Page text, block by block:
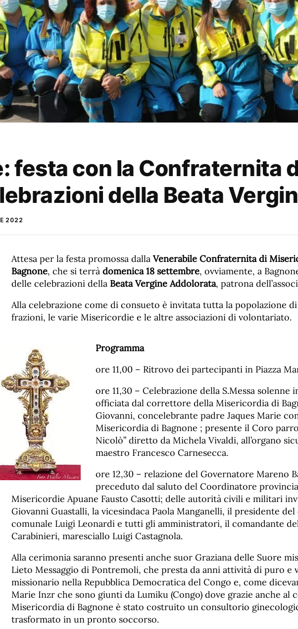
festa con la Confraternita
della Beata
2022
Attesa per la festa promossa dalla Venerabile Confraternita di
Bagnone, che si terrà domenica 18 settembre, ovviamente, a
delle celebrazioni della Beata Vergine Addolorata, patrona
Alla celebrazione come di consueto è invitata tutta la popolazione di
frazioni, le varie Misericordie e le altre associazioni di volontariato.
Programma
ore 11,00 – Ritrovo dei partecipanti in Piazza
ore 11,30 – Celebrazione della S.Messa solenne
officiata dal correttore della Misericordia di
Giovanni, concelebrante padre Jaques Marie
Misericordia di Bagnone ; presente il Coro
Nicolò” diretto da Michela Vivaldi, all’organo
maestro Francesco Carnesecca.
ore 12,30 – relazione del Governatore Mareno
preceduto dal saluto del Coordinatore
Misericordie Apuane Fausto Casotti; delle autorità civili e militari
Giovanni Guastalli, la vicesindaca Paola Manganelli, il presidente
comunale Luigi Leonardi e tutti gli amministratori, il comandante
Carabinieri, maresciallo Luigi Castagnola.
Alla cerimonia saranno presenti anche suor Graziana delle Suore
Lieto Messaggio di Pontremoli, che presta da anni attività di puro e
missionario nella Repubblica Democratica del Congo e, come
Marie Inzr che sono giunti da Lumiku (Congo) dove grazie anche al
Misericordia di Bagnone è stato costruito un consultorio
trasformato in un pronto soccorso.